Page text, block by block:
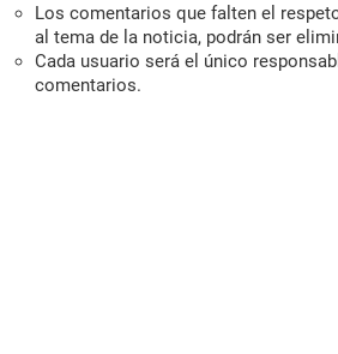
Los comentarios que falten el
al tema de la noticia, podrán ser
Cada usuario será el único
comentarios.